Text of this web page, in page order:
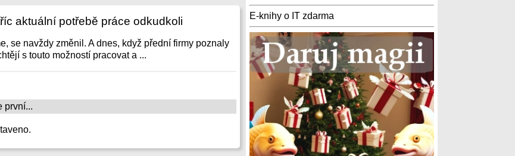
E-knihy o IT zdarma
aktuální potřebě práce odkudkoli
se navždy změnil. A dnes, když přední firmy poznaly
s touto možností pracovat a ...
první...